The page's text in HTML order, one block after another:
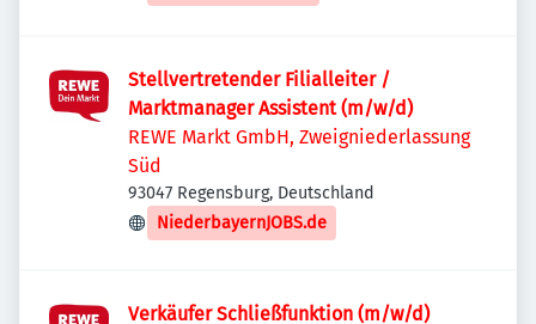
Stellvertretender Filialleiter /
Marktmanager Assistent (m/w/d)
REWE Markt GmbH, Zweigniederlassung
Süd
93047 Regensburg, Deutschland
NiederbayernJOBS.de
Verkäufer Schließfunktion (m/w/d)